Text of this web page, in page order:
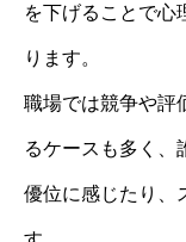
を下げることで心
ります。
職場では競争や評
るケースも多く、
優位に感じたり、